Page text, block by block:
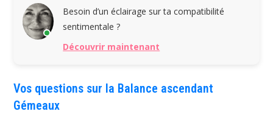
Besoin d’un éclairage sur ta compatibilité
sentimentale ?
Découvrir maintenant
Vos questions sur la Balance ascendant
Gémeaux